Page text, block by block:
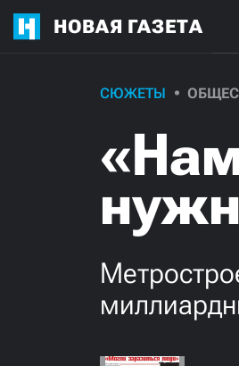
НОВАЯ ГАЗЕТА
СЮЖЕТЫ